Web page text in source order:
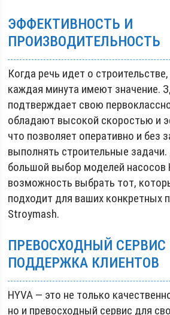
ЭФФЕКТИВНОСТЬ И
ПРОИЗВОДИТЕЛЬНОСТЬ
Когда речь идет о
каждая минута имеют значение.
подтверждает свою
обладают высокой скоростью и
что позволяет оперативно и без
выполнять строительные
большой выбор моделей насосов
возможность выбрать тот,
подходит для ваших конкретных
Stroymash.
ПРЕВОСХОДНЫЙ СЕРВИС
ПОДДЕРЖКА КЛИЕНТОВ
HYVA — это не только
но и превосходный сервис для